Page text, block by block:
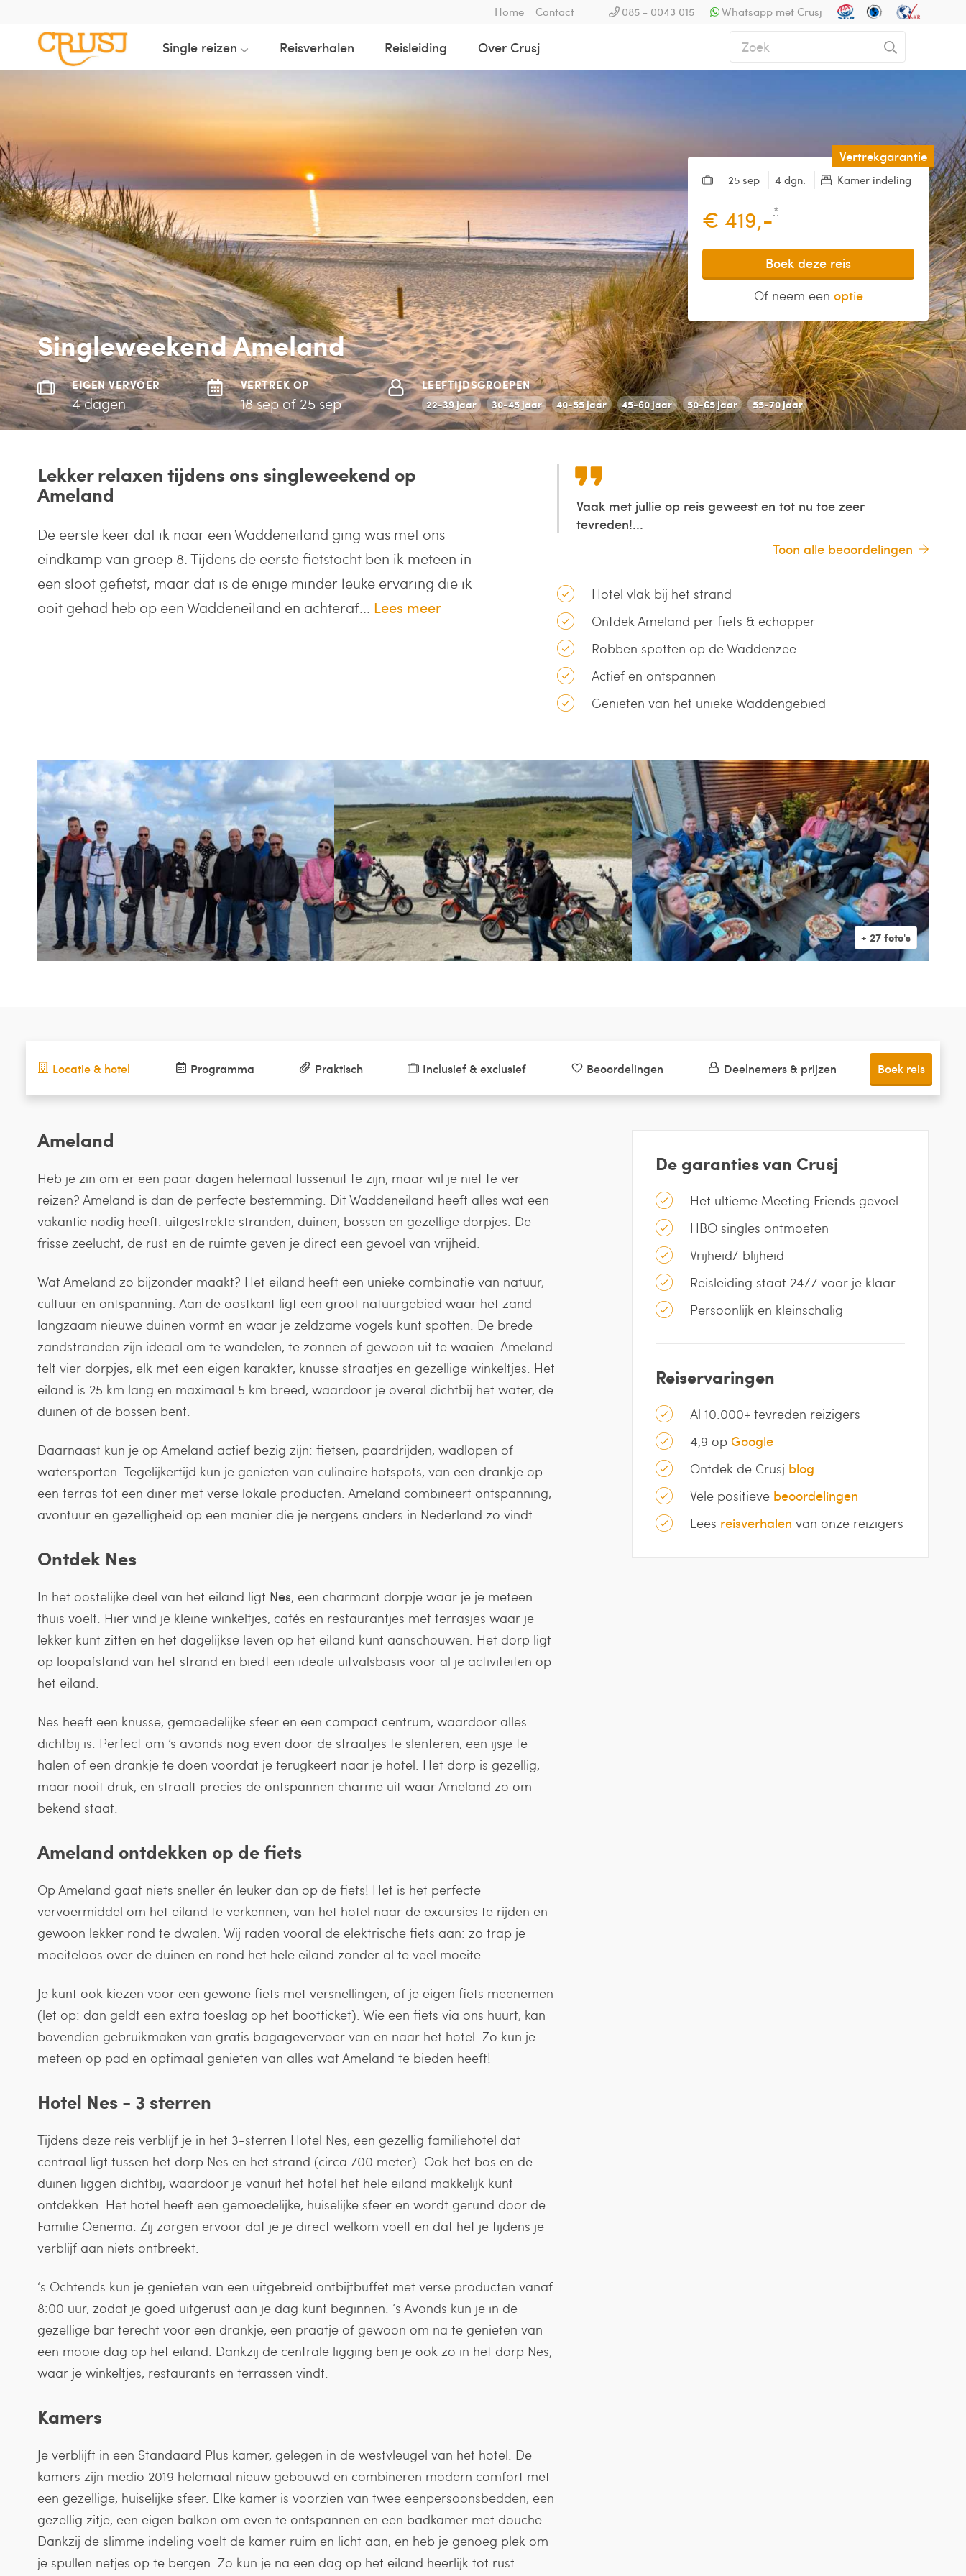
Home Contact 085 - 0043 015 Whatsapp met Crusj
Single reizen Reisverhalen Reisleiding Over Crusj
Vertrekgarantie
25 sep 4 dgn. Kamer indeling
€ 419,-*
Boek deze reis
Of neem een optie
Singleweekend Ameland
EIGEN VERVOER
4 dagen
VERTREK OP
18 sep of 25 sep
LEEFTIJDSGROEPEN
22-39 jaar 30-45 jaar 40-55 jaar 45-60 jaar 50-65 jaar 55-70 jaar
Lekker relaxen tijdens ons singleweekend op
Ameland
De eerste keer dat ik naar een Waddeneiland ging was met ons
eindkamp van groep 8. Tijdens de eerste fietstocht ben ik meteen in
een sloot gefietst, maar dat is de enige minder leuke ervaring die ik
ooit gehad heb op een Waddeneiland en achteraf... Lees meer
Vaak met jullie op reis geweest en tot nu toe zeer
tevreden!...
Toon alle beoordelingen
Hotel vlak bij het strand
Ontdek Ameland per fiets & echopper
Robben spotten op de Waddenzee
Actief en ontspannen
Genieten van het unieke Waddengebied
Locatie & hotel
Ameland
Heb je zin om er een paar dagen helemaal tussenuit te zijn, maar wil je niet te ver
reizen? Ameland is dan de perfecte bestemming. Dit Waddeneiland heeft alles wat een
vakantie nodig heeft: uitgestrekte stranden, duinen, bossen en gezellige dorpjes. De
frisse zeelucht, de rust en de ruimte geven je direct een gevoel van vrijheid.
Wat Ameland zo bijzonder maakt? Het eiland heeft een unieke combinatie van natuur,
cultuur en ontspanning. Aan de oostkant ligt een groot natuurgebied waar het zand
langzaam nieuwe duinen vormt en waar je zeldzame vogels kunt spotten. De brede
zandstranden zijn ideaal om te wandelen, te zonnen of gewoon uit te waaien. Ameland
telt vier dorpjes, elk met een eigen karakter, knusse straatjes en gezellige winkeltjes. Het
eiland is 25 km lang en maximaal 5 km breed, waardoor je overal dichtbij het water, de
duinen of de bossen bent.
Daarnaast kun je op Ameland actief bezig zijn: fietsen, paardrijden, wadlopen of
watersporten. Tegelijkertijd kun je genieten van culinaire hotspots, van een drankje op
een terras tot een diner met verse lokale producten. Ameland combineert ontspanning,
avontuur en gezelligheid op een manier die je nergens anders in Nederland zo vindt.
Ontdek Nes
In het oostelijke deel van het eiland ligt Nes, een charmant dorpje waar je je meteen
thuis voelt. Hier vind je kleine winkeltjes, cafés en restaurantjes met terrasjes waar je
lekker kunt zitten en het dagelijkse leven op het eiland kunt aanschouwen. Het dorp ligt
op loopafstand van het strand en biedt een ideale uitvalsbasis voor al je activiteiten op
het eiland.
Nes heeft een knusse, gemoedelijke sfeer en een compact centrum, waardoor alles
dichtbij is. Perfect om ’s avonds nog even door de straatjes te slenteren, een ijsje te
halen of een drankje te doen voordat je terugkeert naar je hotel. Het dorp is gezellig,
maar nooit druk, en straalt precies de ontspannen charme uit waar Ameland zo om
bekend staat.
Ameland ontdekken op de fiets
Op Ameland gaat niets sneller én leuker dan op de fiets! Het is het perfecte
vervoermiddel om het eiland te verkennen, van het hotel naar de excursies te rijden en
gewoon lekker rond te dwalen. Wij raden vooral de elektrische fiets aan: zo trap je
moeiteloos over de duinen en rond het hele eiland zonder al te veel moeite.
Je kunt ook kiezen voor een gewone fiets met versnellingen, of je eigen fiets meenemen
(let op: dan geldt een extra toeslag op het bootticket). Wie een fiets via ons huurt, kan
bovendien gebruikmaken van gratis bagagevervoer van en naar het hotel. Zo kun je
meteen op pad en optimaal genieten van alles wat Ameland te bieden heeft!
Hotel Nes - 3 sterren
Tijdens deze reis verblijf je in het 3-sterren Hotel Nes, een gezellig familiehotel dat
centraal ligt tussen het dorp Nes en het strand (circa 700 meter). Ook het bos en de
duinen liggen dichtbij, waardoor je vanuit het hotel het hele eiland makkelijk kunt
ontdekken. Het hotel heeft een gemoedelijke, huiselijke sfeer en wordt gerund door de
Familie Oenema. Zij zorgen ervoor dat je je direct welkom voelt en dat het je tijdens je
verblijf aan niets ontbreekt.
‘s Ochtends kun je genieten van een uitgebreid ontbijtbuffet met verse producten vanaf
8:00 uur, zodat je goed uitgerust aan je dag kunt beginnen. ‘s Avonds kun je in de
gezellige bar terecht voor een drankje, een praatje of gewoon om na te genieten van
een mooie dag op het eiland. Dankzij de centrale ligging ben je ook zo in het dorp Nes,
waar je winkeltjes, restaurants en terrassen vindt.
Kamers
Je verblijft in een Standaard Plus kamer, gelegen in de westvleugel van het hotel. De
kamers zijn medio 2019 helemaal nieuw gebouwd en combineren modern comfort met
een gezellige, huiselijke sfeer. Elke kamer is voorzien van twee eenpersoonsbedden, een
gezellig zitje, een eigen balkon om even te ontspannen en een badkamer met douche.
Dankzij de slimme indeling voelt de kamer ruim en licht aan, en heb je genoeg plek om
je spullen netjes op te bergen. Zo kun je na een dag op het eiland heerlijk tot rust
De garanties van Crusj
Het ultieme Meeting Friends gevoel
HBO singles ontmoeten
Vrijheid/ blijheid
Reisleiding staat 24/7 voor je klaar
Persoonlijk en kleinschalig
Reiservaringen
Al 10.000+ tevreden reizigers
4,9 op Google
Ontdek de Crusj blog
Vele positieve beoordelingen
Lees reisverhalen van onze reizigers
Programma Praktisch Inclusief & exclusief Beoordelingen Deelnemers & prijzen Boek reis